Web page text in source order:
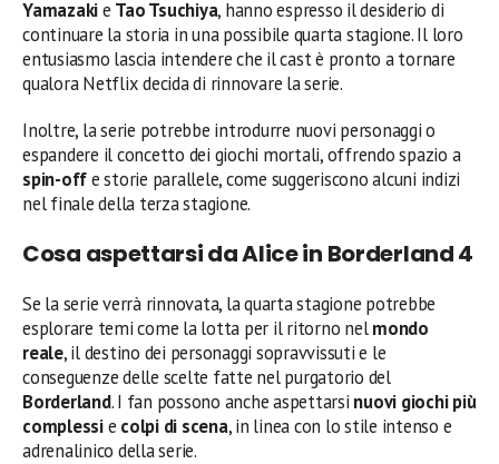
Yamazakie Tao Tsuchiya, hanno espresso il desiderio di
continuare la storia in una possibile quarta stagione. Il loro
entusiasmo lascia intendere che il cast è pronto a tornare
qualora Netflix decida di rinnovare la serie.
Inoltre, la serie potrebbe introdurre nuovi personaggi o
espandere il concetto dei giochi mortali, offrendo spazio a
spin-offe storie parallele, come suggeriscono alcuni indizi
nel finale della terza stagione.
Cosa aspettarsi da Alice in Borderland 4
Se la serie verrà rinnovata, la quarta stagione potrebbe
esplorare temi come la lotta per il ritorno nelmondo
reale, il destino dei personaggi sopravvissuti e le
conseguenze delle scelte fatte nel purgatorio del
Borderland. I fan possono anche aspettarsi nuovi giochi più
complessie colpi di scena, in linea con lo stile intenso e
adrenalinico della serie.